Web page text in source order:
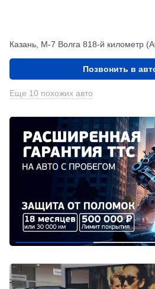
Казань, М-7 Волга 818-й километр
Позвонить в
Еще 10 похожих авто